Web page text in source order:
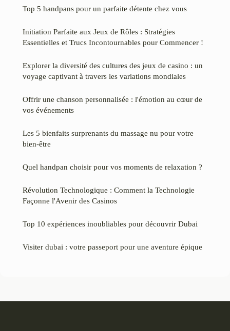
Top 5 handpans pour un parfaite détente chez vous
Initiation Parfaite aux Jeux de Rôles : Stratégies
Essentielles et Trucs Incontournables pour Commencer !
Explorer la diversité des cultures des jeux de casino : un
voyage captivant à travers les variations mondiales
Offrir une chanson personnalisée : l'émotion au cœur de
vos événements
Les 5 bienfaits surprenants du massage nu pour votre
bien-être
Quel handpan choisir pour vos moments de relaxation ?
Révolution Technologique : Comment la Technologie
Façonne l'Avenir des Casinos
Top 10 expériences inoubliables pour découvrir Dubai
Visiter dubai : votre passeport pour une aventure épique